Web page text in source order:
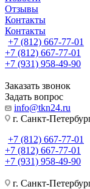
Отзывы
Контакты
Контакты
+7 (812) 667-77-01
+7 (812) 667-77-01
+7 (931) 958-49-90
Заказать звонок
Задать вопрос
info@tkn24.ru
г. Санкт-
+7 (812) 667-77-01
+7 (812) 667-77-01
+7 (931) 958-49-90
г. Санкт-